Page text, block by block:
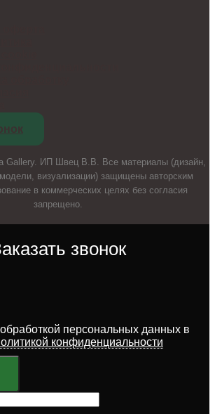
Gallery. ИП Швец В.В. Все материалы (дизайн,
визуализации) защищены авторским
в коммерческих целях без согласия
запрещено.
звонок
персональных данных в
конфиденциальности